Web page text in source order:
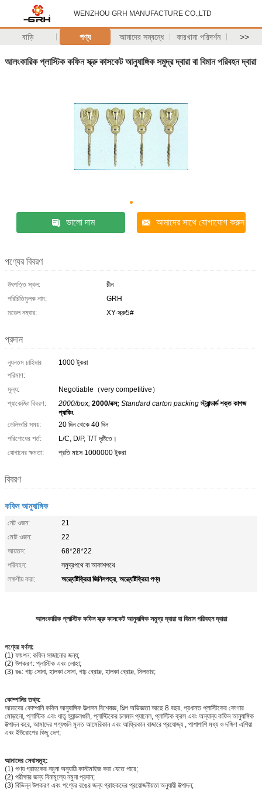
WENZHOU GRH MANUFACTURE CO.,LTD
বাড়ি পণ্য আমাদের সম্বন্ধে কারখানা পরিদর্শন >>
আলংকারিক প্লাস্টিক কফিন স্ক্রু কাসকেট আনুষাঙ্গিক সমুদ্র দ্বারা বা বিমান পরিবহন দ্বারা
ভালো দাম আমাদের সাথে যোগাযোগ করুন
পণ্যের বিবরণ
উৎপত্তি স্থল:
চীন
পরিচিতিমুলক নাম:
GRH
মডেল নম্বার:
XY-স্ক্রু5#
প্রদান
ন্যূনতম চাহিদার
পরিমাণ:
1000 টুকরা
মূল্য:
Negotiable（very competitive）
প্যাকেজিং বিবরণ:
2000/box; 2000/বক্স; Standard carton packing স্ট্যান্ডার্ড শক্ত কাগজ
প্যাকিং
ডেলিভারি সময়:
20 দিন থেকে 40 দিন
পরিশোধের শর্ত:
L/C, D/P, T/T দৃষ্টিতে।
যোগানের ক্ষমতা:
প্রতি মাসে 1000000 টুকরা
বিবরণ
কফিন আনুষাঙ্গিক
নেট ওজন:
21
মোট ওজন:
22
আয়তন:
68*28*22
পরিবহন:
সমুদ্রপথে বা আকাশপথে
লক্ষণীয় করা:
অন্ত্যেষ্টিক্রিয়া জিনিসপত্র, অন্ত্যেষ্টিক্রিয়া পণ্য
আলংকারিক প্লাস্টিক কফিন স্ক্রু কাসকেট আনুষাঙ্গিক সমুদ্র দ্বারা বা বিমান পরিবহন দ্বারা
পণ্যের বর্ণনা:
(1) ফাংশন: কফিন সাজানোর জন্য;
(2) উপকরণ: প্লাস্টিক এবং লোহা;
(3) রঙ: গাঢ় সোনা, হালকা সোনা, গাঢ় ব্রোঞ্জ, হালকা ব্রোঞ্জ, সিলভার;
কোম্পানির তথ্য:
আমাদের কোম্পানি কফিন আনুষাঙ্গিক উত্পাদন বিশেষজ্ঞ, শিল্প অভিজ্ঞতা আছে 8 বছর, প্রধানত প্লাস্টিকের কোণার
মোড়ানো, প্লাস্টিক এবং ধাতু হ্যান্ডলগুলি, প্লাস্টিকের চলমান প্যানেল, প্লাস্টিক ক্রস এবং অন্যান্য কফিন আনুষাঙ্গিক
উত্পাদন করে, আমাদের পণ্যগুলি মূলত আমেরিকান এবং আফ্রিকান বাজারে প্রযোজ্য , পাশাপাশি মধ্য ও দক্ষিণ এশিয়া
এবং ইউরোপের কিছু দেশ;
আমাদের সেবাসমূহ:
(1) পণ্য গ্রাহকের নমুনা অনুযায়ী কাস্টমাইজ করা যেতে পারে;
(2) পরীক্ষার জন্য বিনামূল্যে নমুনা প্রদান;
(3) বিভিন্ন উপকরণ এবং পণ্যের রঙের জন্য গ্রাহকদের প্রয়োজনীয়তা অনুযায়ী উত্পাদন;